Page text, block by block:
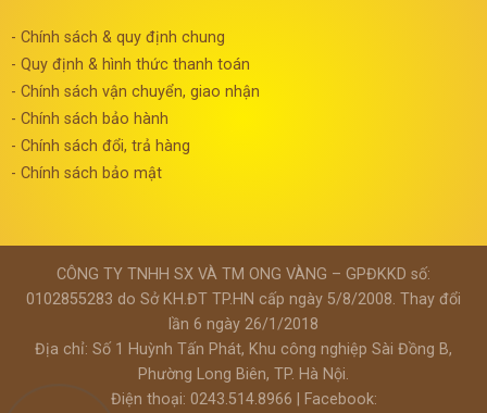
- Chính sách & quy định chung
- Quy định & hình thức thanh toán
- Chính sách vận chuyển, giao nhận
- Chính sách bảo hành
- Chính sách đổi, trả hàng
- Chính sách bảo mật
CÔNG TY TNHH SX VÀ TM ONG VÀNG – GPĐKKD số:
0102855283 do Sở KH.ĐT TP.HN cấp ngày 5/8/2008. Thay đổi
lần 6 ngày 26/1/2018
Địa chỉ: Số 1 Huỳnh Tấn Phát, Khu công nghiệp Sài Đồng B,
Phường Long Biên, TP. Hà Nội.
Điện thoại: 0243.514.8966 | Facebook: